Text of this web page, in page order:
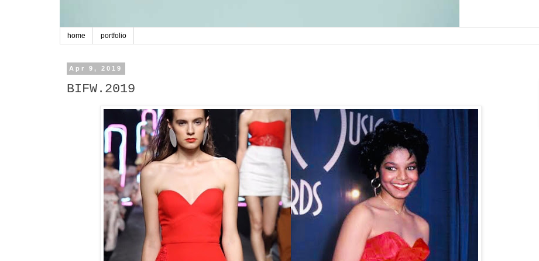
home portfolio
Apr 9, 2019
BIFW.2019